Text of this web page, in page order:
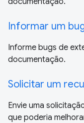
Informar um
Informe bugs de
documentação.
Solicitar um
Envie uma
que poderia